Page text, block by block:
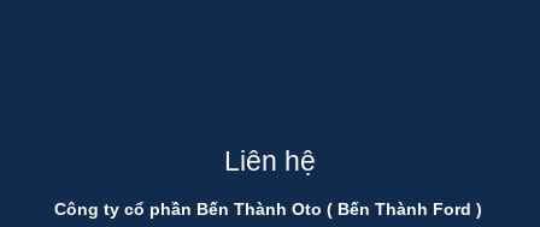
Liên hệ
Công ty cổ phần Bến Thành Oto ( Bến Thành Ford )